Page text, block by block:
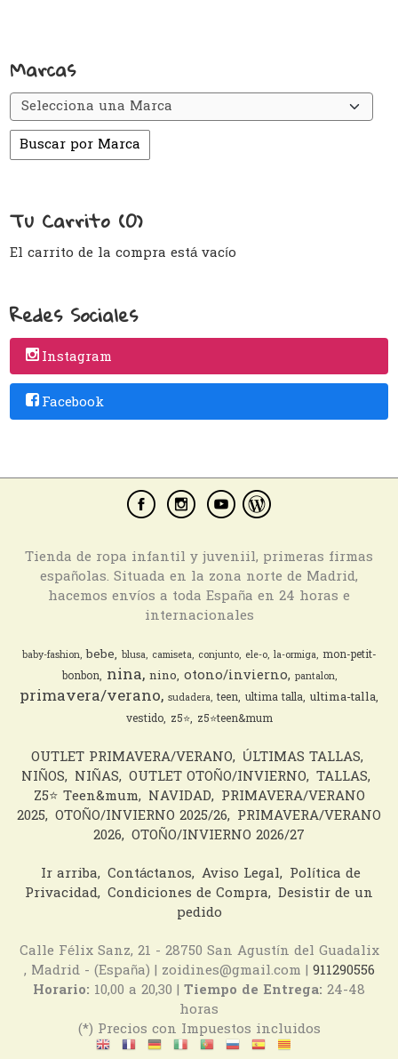
Marcas
Tu Carrito (0)
El carrito de la compra está vacío
Redes Sociales
Instagram
Facebook
Tienda de ropa infantil y juveniil, primeras firmas
españolas. Situada en la zona norte de Madrid,
hacemos envíos a toda España en 24 horas e
internacionales
baby-fashion bebe blusa camiseta conjunto ele-o la-ormiga mon-petit-
bonbon nina nino otono/invierno pantalon
primavera/verano sudadera teen ultima talla ultima-talla
vestido z5⭐️ z5⭐️teen&mum
OUTLET PRIMAVERA/VERANO ÚLTIMAS TALLAS
NIÑOS NIÑAS OUTLET OTOÑO/INVIERNO TALLAS
Z5⭐️ Teen&mum NAVIDAD PRIMAVERA/VERANO
2025 OTOÑO/INVIERNO 2025/26 PRIMAVERA/VERANO
2026 OTOÑO/INVIERNO 2026/27
Ir arriba Contáctanos Aviso Legal Política de
Privacidad Condiciones de Compra Desistir de un
pedido
Calle Félix Sanz, 21 - 28750 San Agustín del Guadalix
, Madrid - (España) | zoidines@gmail.com | 911290556
Horario: 10,00 a 20,30 | Tiempo de Entrega: 24-48
horas
(*) Precios con Impuestos incluidos